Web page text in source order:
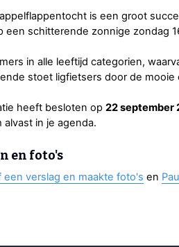
is een groot
een schitterende zonnige zondag
in alle leeftijd categorien,
stoet ligfietsers door de
heeft besloten op 22 september
alvast in je agenda.
en foto's
een verslag en maakte foto's en